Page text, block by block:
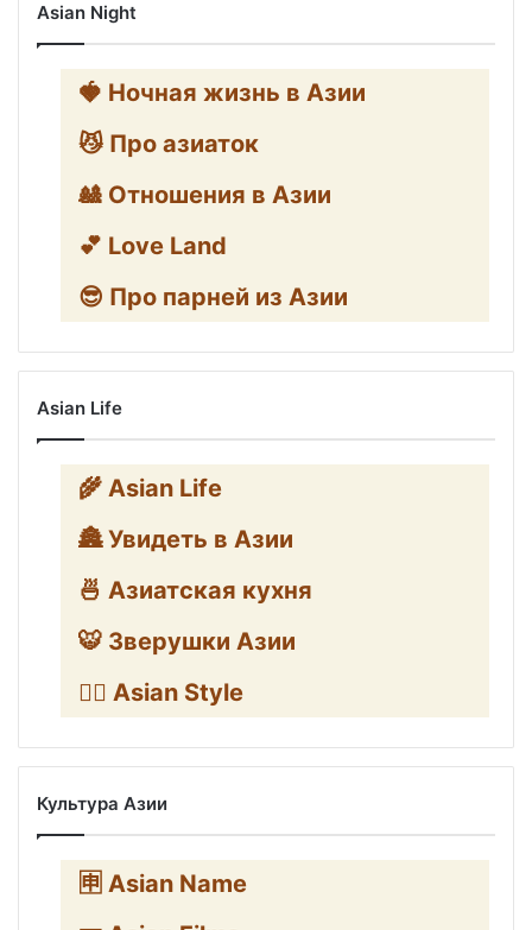
Asian Night
🍓 Ночная жизнь в Азии
😼 Про азиаток
🎎 Отношения в Азии
💕 Love Land
😎 Про парней из Азии
Asian Life
🌾 Asian Life
🏯 Увидеть в Азии
🍜 Азиатская кухня
🐯 Зверушки Азии
🧛‍♂️ Asian Style
Культура Азии
🈸 Asian Name